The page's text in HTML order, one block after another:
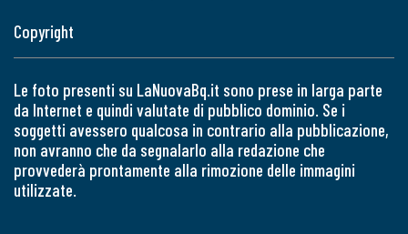
Copyright
Le foto presenti su LaNuovaBq.it sono prese in larga parte
da Internet e quindi valutate di pubblico dominio. Se i
soggetti avessero qualcosa in contrario alla pubblicazione,
non avranno che da segnalarlo alla redazione che
provvederà prontamente alla rimozione delle immagini
utilizzate.